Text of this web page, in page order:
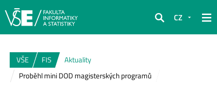
Hledat
CZ
VŠE FIS
Aktuality
Proběhl mini DOD magisterských programů